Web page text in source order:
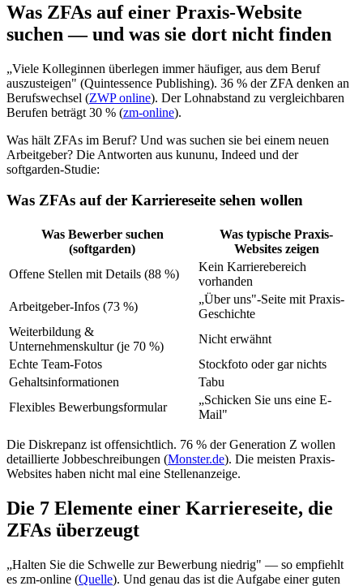
Was ZFAs auf einer Praxis-Website
suchen — und was sie dort nicht finden
„Viele Kolleginnen überlegen immer häufiger, aus dem Beruf
auszusteigen" (Quintessence Publishing). 36 % der ZFA denken an
Berufswechsel (ZWP online). Der Lohnabstand zu vergleichbaren
Berufen beträgt 30 % (zm-online).
Was hält ZFAs im Beruf? Und was suchen sie bei einem neuen
Arbeitgeber? Die Antworten aus kununu, Indeed und der
softgarden-Studie:
Was ZFAs auf der Karriereseite sehen wollen
Was Bewerber suchen
(softgarden)
Was typische Praxis-
Websites zeigen
Offene Stellen mit Details (88 %)
Kein Karrierebereich
vorhanden
Arbeitgeber-Infos (73 %)
„Über uns"-Seite mit Praxis-
Geschichte
Weiterbildung &
Unternehmenskultur (je 70 %)
Nicht erwähnt
Echte Team-Fotos
Stockfoto oder gar nichts
Gehaltsinformationen
Tabu
Flexibles Bewerbungsformular
„Schicken Sie uns eine E-
Mail"
Die Diskrepanz ist offensichtlich. 76 % der Generation Z wollen
detaillierte Jobbeschreibungen (Monster.de). Die meisten Praxis-
Websites haben nicht mal eine Stellenanzeige.
Die 7 Elemente einer Karriereseite, die
ZFAs überzeugt
„Halten Sie die Schwelle zur Bewerbung niedrig" — so empfiehlt
es zm-online (Quelle). Und genau das ist die Aufgabe einer guten